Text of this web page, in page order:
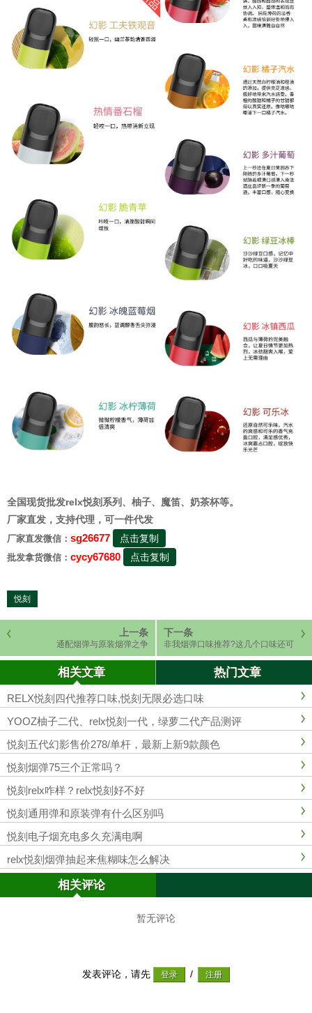
全国现货批发relx悦刻系列、柚子、魔笛、奶茶杯等。
厂家直发，支持代理，可一件代发
厂家直发微信： sg26677 点击复制
批发拿货微信： cycy67680 点击复制
悦刻
上一条
通配烟弹与原装烟弹之争
下一条
非我烟弹口味推荐?这几个口味还可
以
相关文章 热门文章
RELX悦刻四代推荐口味,悦刻无限必选口味
YOOZ柚子二代、relx悦刻一代，绿萝二代产品测评
悦刻五代幻影售价278/单杆，最新上新9款颜色
悦刻烟弹75三个正常吗？
悦刻relx咋样？relx悦刻好不好
悦刻通用弹和原装弹有什么区别吗
悦刻电子烟充电多久充满电啊
relx悦刻烟弹抽起来焦糊味怎么解决
相关评论
暂无评论
发表评论，请先 /